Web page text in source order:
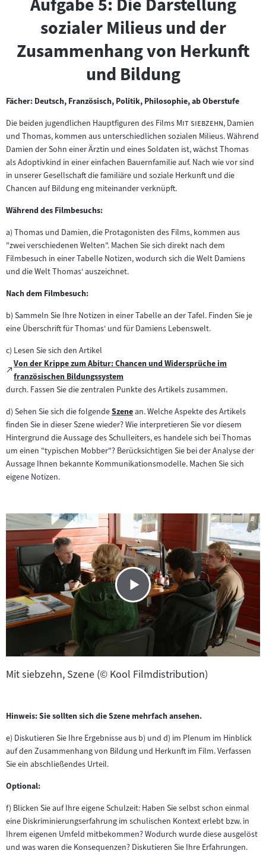
sozialer Milieus und der
Zusammenhang von Herkunft
und Bildung
Fächer: Deutsch, Französisch, Politik, Philosophie, ab Oberstufe
Die beiden jugendlichen Hauptfiguren des Films "Mit siebzehn", Damien
und Thomas, kommen aus unterschiedlichen sozialen Milieus. Während
Damien der Sohn einer Ärztin und eines Soldaten ist, wächst Thomas
als Adoptivkind in einer einfachen Bauernfamilie auf. Nach wie vor sind
in unserer Gesellschaft die familiäre und soziale Herkunft und die
Chancen auf Bildung eng miteinander verknüpft.
Während des Filmbesuchs:
a) Thomas und Damien, die Protagonisten des Films, kommen aus
"zwei verschiedenen Welten". Machen Sie sich direkt nach dem
Filmbesuch in einer Tabelle Notizen, wodurch sich die Welt Damiens
und die Welt Thomas‘ auszeichnet.
Nach dem Filmbesuch:
b) Sammeln Sie Ihre Notizen in einer Tabelle an der Tafel. Finden Sie je
eine Überschrift für Thomas‘ und für Damiens Lebenswelt.
c) Lesen Sie sich den Artikel
Zum
externen
Inhalt:
Von der Krippe zum Abitur: Chancen und Widersprüche im
französischen Bildungssystem
(öffnet
im
Tab)
durch. Fassen Sie die zentralen Punkte des Artikels zusammen.
d) Sehen Sie sich die folgendeZum
Inhalt:
Szenean. Welche Aspekte des Artikels
finden Sie in dieser Szene wieder? Wie interpretieren Sie vor diesem
Hintergrund die Aussage des Schulleiters, es handele sich bei Thomas
um einen "typischen Mobber"? Berücksichtigen Sie bei der Analyse der
Aussage Ihnen bekannte Kommunikationsmodelle. Machen Sie sich
eigene Notizen.
Mit siebzehn, Szene (© Kool Filmdistribution)
Hinweis: Sie sollten sich die Szene mehrfach ansehen.
e) Diskutieren Sie Ihre Ergebnisse aus b) und d) im Plenum im Hinblick
auf den Zusammenhang von Bildung und Herkunft im Film. Verfassen
Sie ein abschließendes Urteil.
Optional:
f) Blicken Sie auf Ihre eigene Schulzeit: Haben Sie selbst schon einmal
eine Diskriminierungserfahrung im schulischen Kontext erlebt bzw. in
Ihrem eigenen Umfeld mitbekommen? Wodurch wurde diese ausgelöst
und was waren die Konsequenzen? Diskutieren Sie Ihre Erfahrungen.